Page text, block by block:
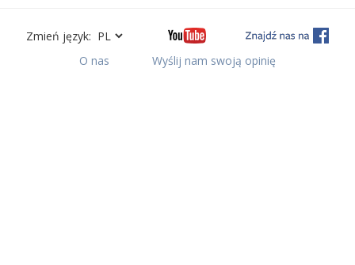
Zmień język:
O nas
Wyślij nam swoją opinię